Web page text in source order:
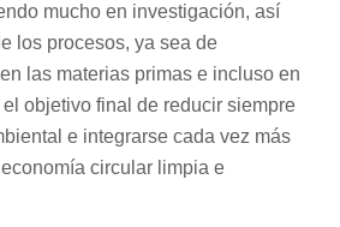
mucho en investigación, así
los procesos, ya sea de
las materias primas e incluso en
objetivo final de reducir siempre
e integrarse cada vez más
circular limpia e